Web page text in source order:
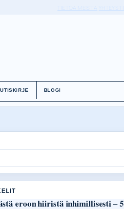
BLOGI
eroon hiiristä inhimillisesti – 5